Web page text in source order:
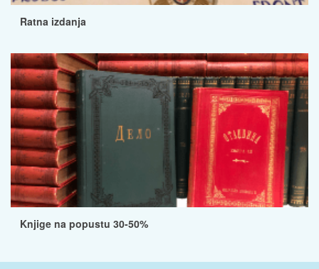
Ratna izdanja
Knjige na popustu 30-50%